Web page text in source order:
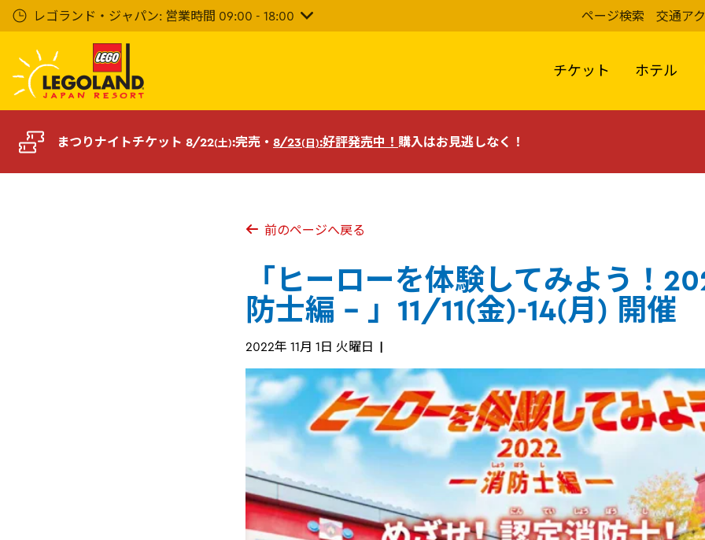
イ
レゴランド・ジャパン: 営業時間 09:00 - 18:00 ページ検索 交通ア
チケット ホテル
まつりナイトチケット 8/22(土):完売・ 8/23(日):好評発売中！ 購入はお見逃しなく！
前のページへ戻る
「ヒーローを体験してみよう！
防士編 - 」11/11(金)-14(月) 開催
2022年 11月 1日 火曜日